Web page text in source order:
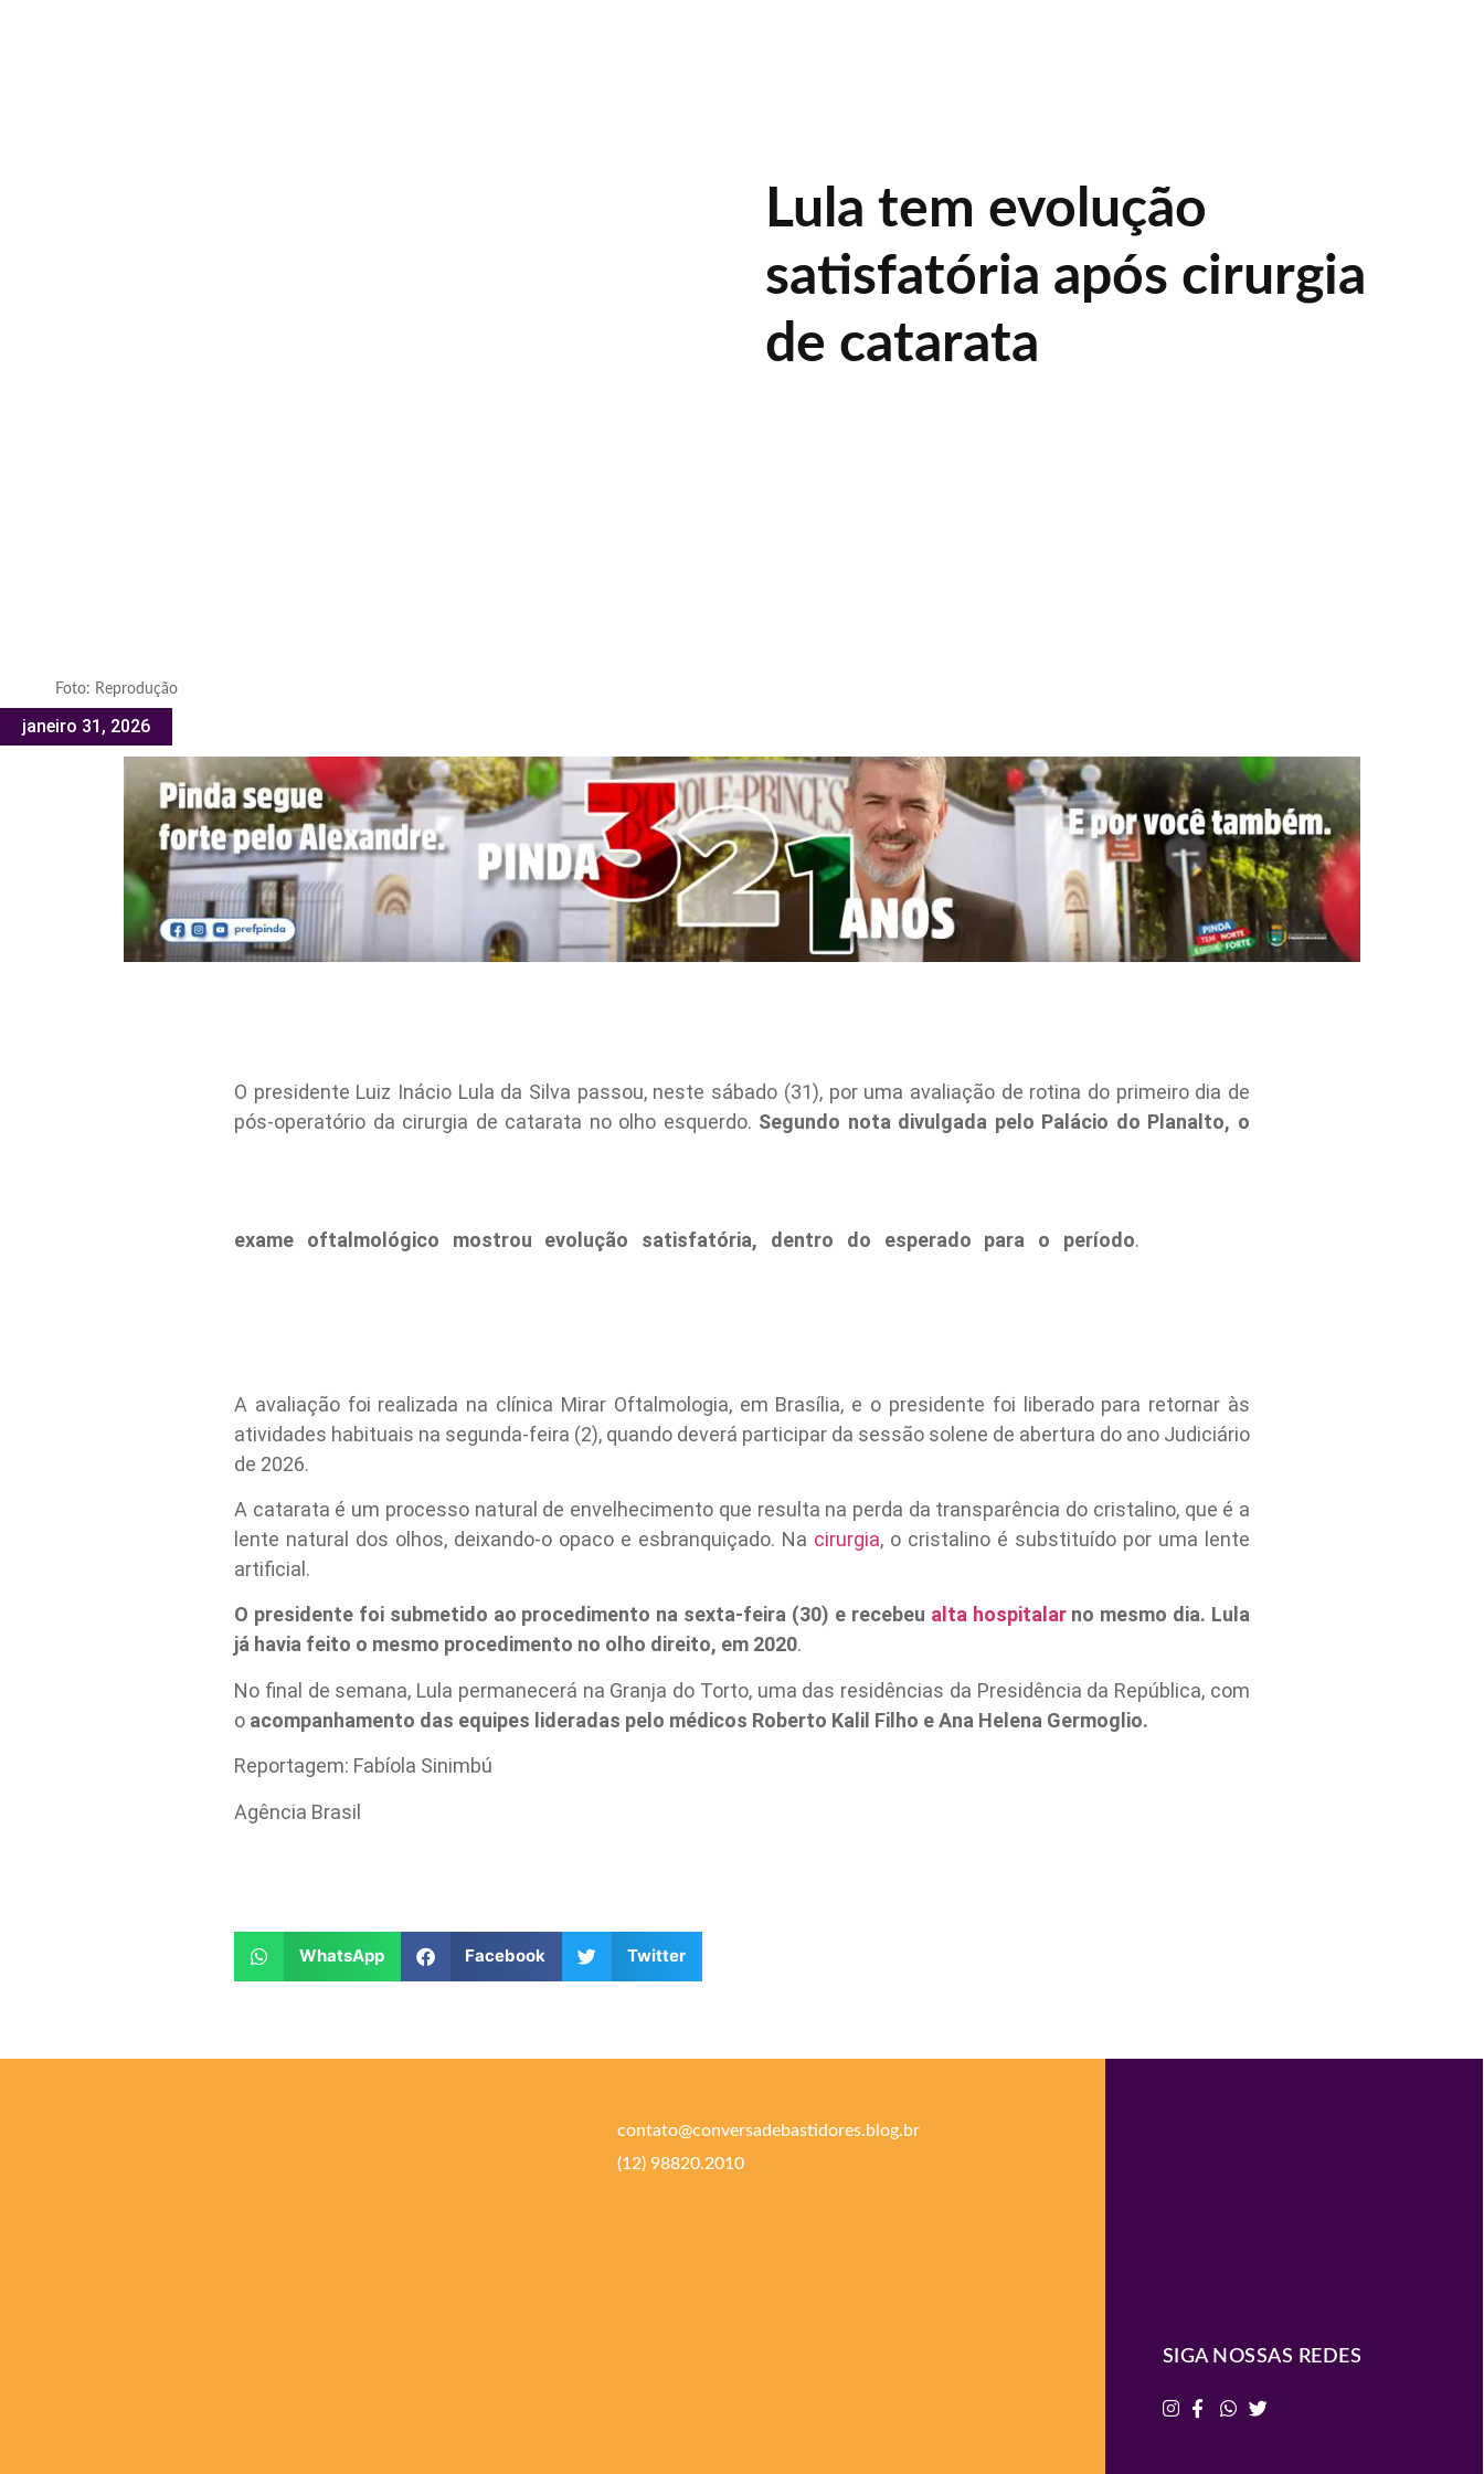
Foto: Reprodução
janeiro 31, 2026
Lula tem evolução
satisfatória após cirurgia
de catarata
O presidente Luiz Inácio Lula da Silva passou, neste sábado (31), por uma avaliação de rotina do primeiro dia de
pós-operatório da cirurgia de catarata no olho esquerdo. Segundo nota divulgada pelo Palácio do Planalto, o
exame oftalmológico mostrou evolução satisfatória, dentro do esperado para o período.
A avaliação foi realizada na clínica Mirar Oftalmologia, em Brasília, e o presidente foi liberado para retornar às
atividades habituais na segunda-feira (2), quando deverá participar da sessão solene de abertura do ano Judiciário
de 2026.
A catarata é um processo natural de envelhecimento que resulta na perda da transparência do cristalino, que é a
lente natural dos olhos, deixando-o opaco e esbranquiçado. Na cirurgia, o cristalino é substituído por uma lente
artificial.
O presidente foi submetido ao procedimento na sexta-feira (30) e recebeu alta hospitalarno mesmo dia. Lula
já havia feito o mesmo procedimento no olho direito, em 2020.
No final de semana, Lula permanecerá na Granja do Torto, uma das residências da Presidência da República, com
o acompanhamento das equipes lideradas pelo médicos Roberto Kalil Filho e Ana Helena Germoglio.
Reportagem: Fabíola Sinimbú
Agência Brasil
WhatsApp Facebook Twitter
contato@conversadebastidores.blog.br
(12) 98820.2010
SIGA NOSSAS REDES